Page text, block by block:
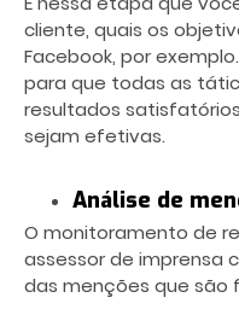
cliente, quais os
Facebook, por
para que todas as
resultados
sejam efetivas.
Análise de
O monitoramento de
assessor de imprensa
das menções que são